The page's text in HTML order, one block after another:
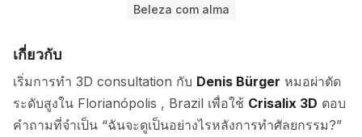
Beleza com alma
เกี่ยวกับ
เริ่มการทำ 3D consultation กับ Denis Bürger หมอผ่าตัด
ระดับสูงใน Florianópolis , Brazil เพื่อใช้ Crisalix 3D ตอบ
คำถามที่จำเป็น “ฉันจะดูเป็นอย่างไรหลังการทำศัลยกรรม?”